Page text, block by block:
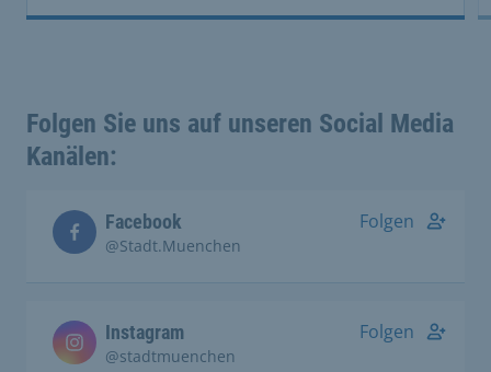
Folgen Sie uns auf unseren Social Media
Kanälen:
Facebook
@Stadt.Muenchen
Folgen
Instagram
@stadtmuenchen
Folgen